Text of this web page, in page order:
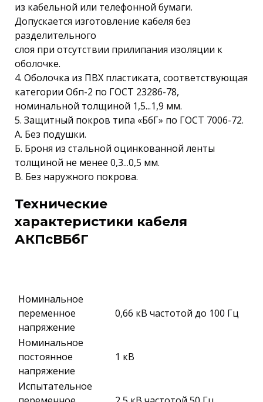
из кабельной или телефонной бумаги.
Допускается изготовление кабеля без
разделительного
слоя при отсутствии прилипания изоляции к
оболочке.
4. Оболочка из ПВХ пластиката, соответствующая
категории Обп-2 по ГОСТ 23286-78,
номинальной толщиной 1,5...1,9 мм.
5. Защитный покров типа «БбГ» по ГОСТ 7006-72.
А. Без подушки.
Б. Броня из стальной оцинкованной ленты
толщиной не менее 0,3...0,5 мм.
В. Без наружного покрова.
Технические
характеристики кабеля
АКПсВБбГ
Номинальное
переменное
напряжение
0,66 кВ частотой до 100 Гц
Номинальное
постоянное
напряжение
1 кВ
Испытательное